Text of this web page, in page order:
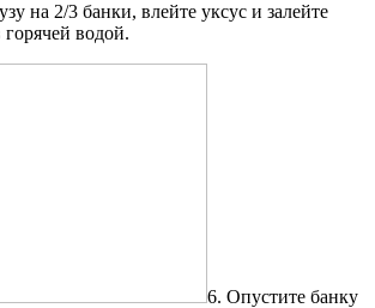
на 2/3 банки, влейте уксус и залейте
водой.
6. Опустите банку